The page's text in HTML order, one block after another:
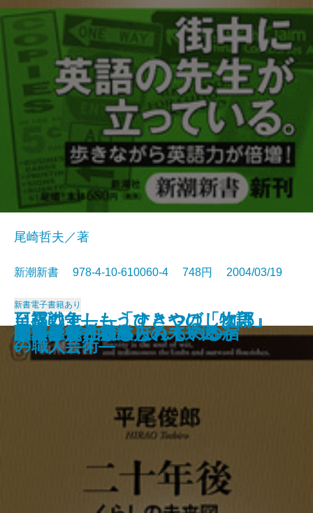
聖徳太子はいなかった
仏教と資本主義
眠れぬ夜のラジオ深夜便
川柳うきよ鏡
釈迦に説法
死の壁
授業の復権
40歳からの仕事術
黒いスイス
英語の看板がスラスラ読める
尾崎哲夫／著
新潮新書 978-4-10-610060-4 748円 2004/03/19
新書電子書籍あり
二十年後―くらしの未来図―
プーチン
関西赤貧古本道
ふたりで泊まるほんものの宿
日露戦争―もうひとつの「物語」
―
家庭という病巣
エルメス
日本はどう報じられているか
立ち上がれ日本人
至福のすし―「すきやばし次郎」
の職人芸術―